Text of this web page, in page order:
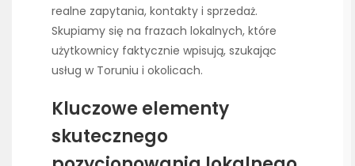
realne zapytania, kontakty i sprzedaż.
Skupiamy się na frazach lokalnych, które
użytkownicy faktycznie wpisują, szukając
usług w Toruniu i okolicach.
Kluczowe elementy
skutecznego